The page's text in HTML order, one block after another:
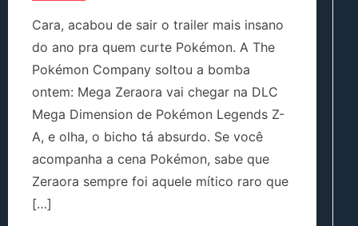
Cara, acabou de sair o trailer mais insano
do ano pra quem curte Pokémon. A The
Pokémon Company soltou a bomba
ontem: Mega Zeraora vai chegar na DLC
Mega Dimension de Pokémon Legends Z-
A, e olha, o bicho tá absurdo. Se você
acompanha a cena Pokémon, sabe que
Zeraora sempre foi aquele mítico raro que
[…]